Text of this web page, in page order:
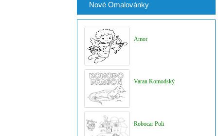
Nové Omalovánky
Amor
Varan Komodský
Robocar Poli